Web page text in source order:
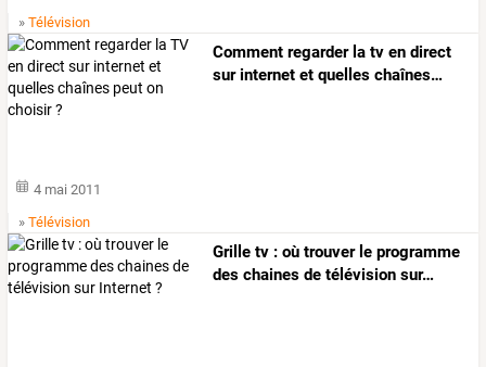
»Télévision
Comment regarderla tv en direct
surinternet et quelles chaînes…
4 mai 2011
»Télévision
Grille tv : où trouverle programme
des chaines de télévision sur…